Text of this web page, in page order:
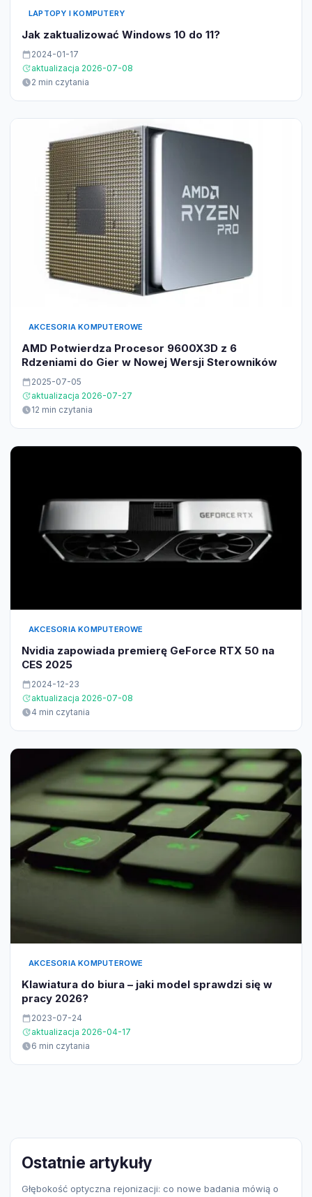
LAPTOPY I KOMPUTERY
Jak zaktualizować Windows 10 do 11?
2024-01-17
aktualizacja 2026-07-08
2 min czytania
AKCESORIA KOMPUTEROWE
AMD Potwierdza Procesor 9600X3D z 6
Rdzeniami do Gier w Nowej Wersji Sterowników
2025-07-05
aktualizacja 2026-07-27
12 min czytania
AKCESORIA KOMPUTEROWE
Nvidia zapowiada premierę GeForce RTX 50 na
CES 2025
2024-12-23
aktualizacja 2026-07-08
4 min czytania
AKCESORIA KOMPUTEROWE
Klawiatura do biura – jaki model sprawdzi się w
pracy 2026?
2023-07-24
aktualizacja 2026-04-17
6 min czytania
Ostatnie artykuły
Głębokość optyczna rejonizacji: co nowe badania mówią o